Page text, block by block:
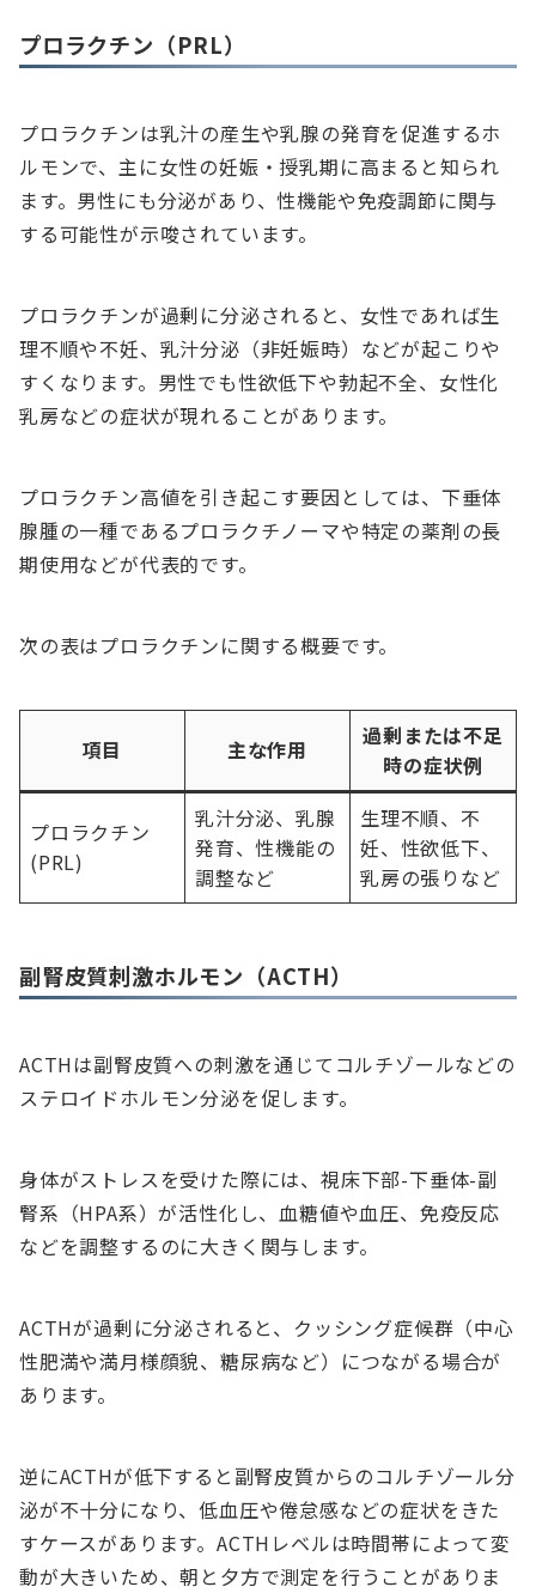
プロラクチン（PRL）
プロラクチンは乳汁の産生や乳腺の発育を促進するホ
ルモンで、主に女性の妊娠・授乳期に高まると知られ
ます。男性にも分泌があり、性機能や免疫調節に関与
する可能性が示唆されています。
プロラクチンが過剰に分泌されると、女性であれば生
理不順や不妊、乳汁分泌（非妊娠時）などが起こりや
すくなります。男性でも性欲低下や勃起不全、女性化
乳房などの症状が現れることがあります。
プロラクチン高値を引き起こす要因としては、下垂体
腺腫の一種であるプロラクチノーマや特定の薬剤の長
期使用などが代表的です。
次の表はプロラクチンに関する概要です。
項目 主な作用
過剰または不足
時の症状例
プロラクチン
(PRL)
乳汁分泌、乳腺
発育、性機能の
調整など
生理不順、不
妊、性欲低下、
乳房の張りなど
副腎皮質刺激ホルモン（ACTH）
ACTHは副腎皮質への刺激を通じてコルチゾールなどの
ステロイドホルモン分泌を促します。
身体がストレスを受けた際には、視床下部-下垂体-副
腎系（HPA系）が活性化し、血糖値や血圧、免疫反応
などを調整するのに大きく関与します。
ACTHが過剰に分泌されると、クッシング症候群（中心
性肥満や満月様顔貌、糖尿病など）につながる場合が
あります。
逆にACTHが低下すると副腎皮質からのコルチゾール分
泌が不十分になり、低血圧や倦怠感などの症状をきた
すケースがあります。ACTHレベルは時間帯によって変
動が大きいため、朝と夕方で測定を行うことがありま